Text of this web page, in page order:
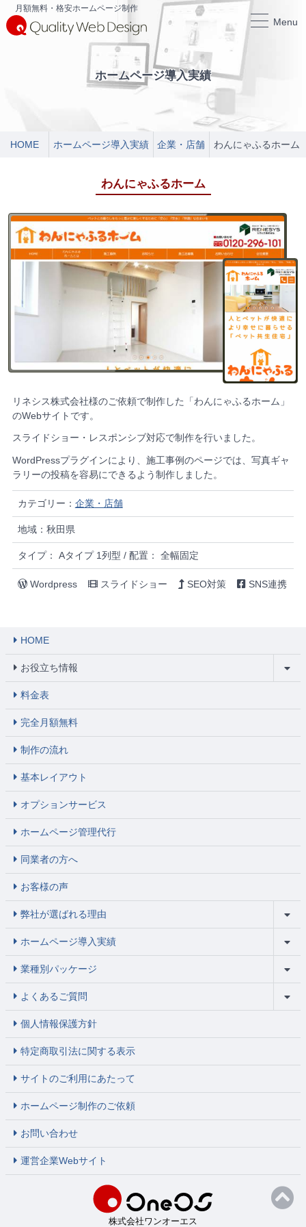
月額無料・格安ホームページ制作
Menu
ホームページ導入実績
HOME ホームページ導入実績 企業・店舗 わんにゃふるホーム
わんにゃふるホーム
リネシス株式会社様のご依頼で制作した「わんにゃふるホーム」
のWebサイトです。
スライドショー・レスポンシブ対応で制作を行いました。
WordPressプラグインにより、施工事例のページでは、写真ギャ
ラリーの投稿を容易にできるよう制作しました。
カテゴリー： 企業・店舗
地域：秋田県
タイプ： Aタイプ 1列型 / 配置： 全幅固定
Wordpress スライドショー SEO対策 SNS連携
HOME
お役立ち情報
料金表
完全月額無料
制作の流れ
基本レイアウト
オプションサービス
ホームページ管理代行
同業者の方へ
お客様の声
弊社が選ばれる理由
ホームページ導入実績
業種別パッケージ
よくあるご質問
個人情報保護方針
特定商取引法に関する表示
サイトのご利用にあたって
ホームページ制作のご依頼
お問い合わせ
運営企業Webサイト
株式会社ワンオーエス